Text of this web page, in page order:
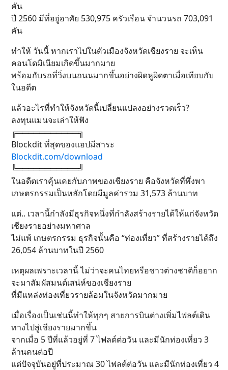
คัน
ปี 2560 มีที่อยู่อาศัย 530,975 ครัวเรือน จำนวนรถ 703,091
คัน
ทำให้ วันนี้ หากเราไปในตัวเมืองจังหวัดเชียงราย จะเห็น
คอนโดมิเนียมเกิดขึ้นมากมาย
พร้อมกับรถที่วิ่งบนถนนมากขึ้นอย่างผิดหูผิดตาเมื่อเทียบกับ
ในอดีต
แล้วอะไรที่ทำให้จังหวัดนี้เปลี่ยนแปลงอย่างรวดเร็ว?
ลงทุนแมนจะเล่าให้ฟัง
╔═══════════╗
Blockdit ที่สุดของแอปมีสาระ
Blockdit.com/download
╚═══════════╝
ในอดีตเราคุ้นเคยกับภาพของเชียงราย คือจังหวัดที่พึ่งพา
เกษตรกรรมเป็นหลักโดยมีมูลค่ารวม 31,573 ล้านบาท
แต่.. เวลานี้กำลังมีธุรกิจหนึ่งที่กำลังสร้างรายได้ให้แก่จังหวัด
เชียงรายอย่างมหาศาล
ไม่แพ้ เกษตรกรรม ธุรกิจนั้นคือ “ท่องเที่ยว” ที่สร้างรายได้ถึง
26,054 ล้านบาทในปี 2560
เหตุผลเพราะเวลานี้ ไม่ว่าจะคนไทยหรือชาวต่างชาติก็อยาก
จะมาสัมผัสมนต์เสน่ห์ของเชียงราย
ที่มีแหล่งท่องเที่ยวรายล้อมในจังหวัดมากมาย
เมื่อเรื่องเป็นเช่นนี้ทำให้ทุกๆ สายการบินต่างเพิ่มไฟลต์เดิน
ทางไปสู่เชียงรายมากขึ้น
จากเมื่อ 5 ปีที่แล้วอยู่ที่ 7 ไฟลต์ต่อวัน และมีนักท่องเที่ยว 3
ล้านคนต่อปี
แต่ปัจจุบันอยู่ที่ประมาณ 30 ไฟลต์ต่อวัน และมีนักท่องเที่ยว 4